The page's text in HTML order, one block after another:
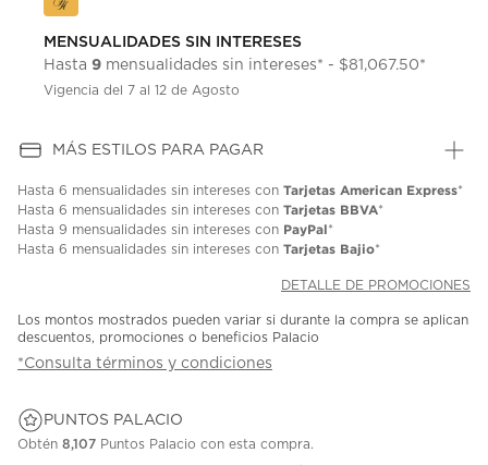
MENSUALIDADES SIN INTERESES
Hasta 9 mensualidades sin intereses* - $81,067.50*
Vigencia del 7 al 12 de Agosto
MÁS ESTILOS PARA PAGAR
Hasta 6 mensualidades sin intereses con Tarjetas American Express*
Hasta 6 mensualidades sin intereses con Tarjetas BBVA*
Hasta 9 mensualidades sin intereses con PayPal*
Hasta 6 mensualidades sin intereses con Tarjetas Bajio*
DETALLE DE PROMOCIONES
Los montos mostrados pueden variar si durante la compra se aplican
descuentos, promociones o beneficios Palacio
*Consulta términos y condiciones
PUNTOS PALACIO
Obtén 8,107 Puntos Palacio con esta compra.